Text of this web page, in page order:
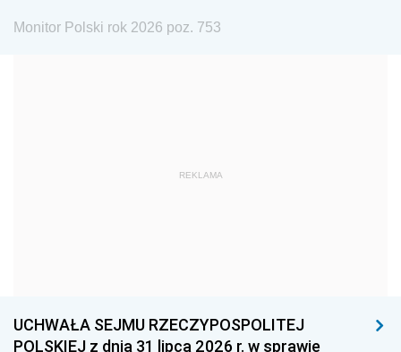
1975 1974
1959
1939 1938 1937
Monitor Polski rok 2026 poz. 753
REKLAMA
UCHWAŁA SEJMU RZECZYPOSPOLITEJ
POLSKIEJ z dnia 31 lipca 2026 r. w sprawie